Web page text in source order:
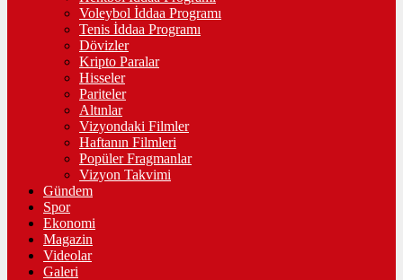
Voleybol İddaa Programı
Tenis İddaa Programı
Dövizler
Kripto Paralar
Hisseler
Pariteler
Altınlar
Vizyondaki Filmler
Haftanın Filmleri
Popüler Fragmanlar
Vizyon Takvimi
Gündem
Spor
Ekonomi
Magazin
Videolar
Galeri